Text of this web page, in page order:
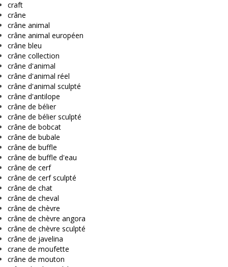
craft
crâne
crâne animal
crâne animal européen
crâne bleu
crâne collection
crâne d'animal
crâne d'animal réel
crâne d'animal sculpté
crâne d'antilope
crâne de bélier
crâne de bélier sculpté
crâne de bobcat
crâne de bubale
crâne de buffle
crâne de buffle d'eau
crâne de cerf
crâne de cerf sculpté
crâne de chat
crâne de cheval
crâne de chèvre
crâne de chèvre angora
crâne de chèvre sculpté
crâne de javelina
crane de moufette
crâne de mouton